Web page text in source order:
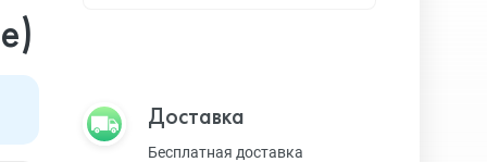
Доставка
Бесплатная доставка